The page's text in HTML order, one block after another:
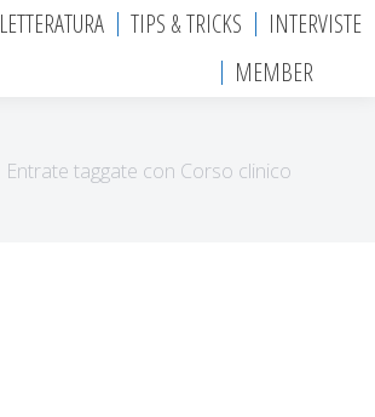
TIPS & TRICKS
INTERVISTE
MEMBER
Entrate taggate con Corso clinico